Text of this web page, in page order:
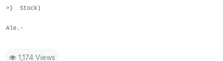
>} Stock)
Ale.-
1,174 Views